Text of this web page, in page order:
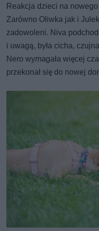
Reakcja dzieci na nowego
Zarówno Oliwka jak i
zadowoleni. Niva
i uwagą, była cicha,
Nero wymagała więcej
przekonał się do nowej